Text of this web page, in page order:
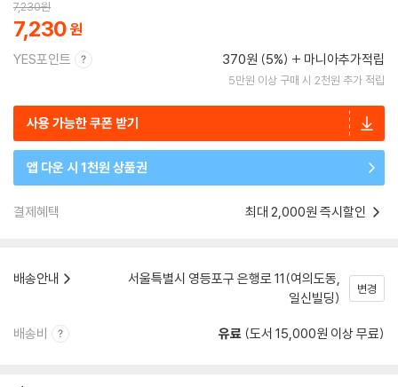
7,230원
7,230
YES포인트 370원 (5%) 마니아추가적립
5만원 이상 구매 시 2천원 추가 적립
사용 가능한 쿠폰 받기
앱 다운 시 1천원 상품권
결제혜택 최대 2,000원 즉시할인
배송안내
서울특별시 영등포구 은행로 11(여의도동,
일신빌딩)
변경
배송비 유료 (도서 15,000원 이상 무료)